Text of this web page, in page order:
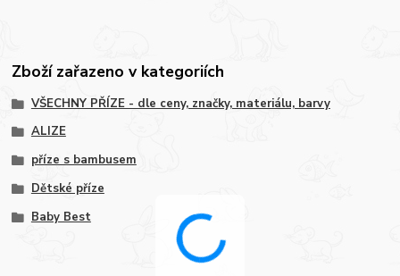
Zboží zařazeno v kategoriích
VŠECHNY PŘÍZE - dle ceny, značky, materiálu, barvy
ALIZE
příze s bambusem
Dětské příze
Baby Best